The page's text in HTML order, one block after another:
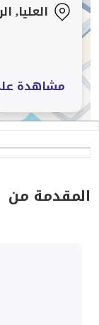
العليا,
مشاهدة
المقدمة من